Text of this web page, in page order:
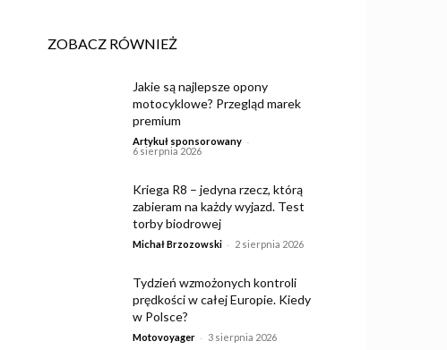
ZOBACZ RÓWNIEŻ
Jakie są najlepsze opony
motocyklowe? Przegląd marek
premium
Artykuł sponsorowany -
6 sierpnia 2026
Kriega R8 – jedyna rzecz, którą
zabieram na każdy wyjazd. Test
torby biodrowej
Michał Brzozowski - 2 sierpnia 2026
Tydzień wzmożonych kontroli
prędkości w całej Europie. Kiedy
w Polsce?
Motovoyager - 3 sierpnia 2026